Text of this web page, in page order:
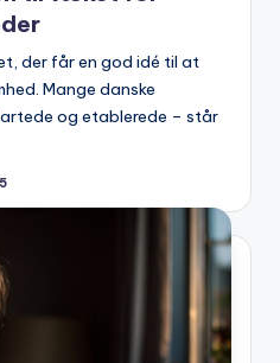
der får en god idé til at
Mange danske
og etablerede – står